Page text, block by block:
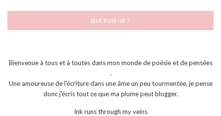
QUI SUIS-JE ?
Bienvenue à tous et à toutes dans mon monde de poésie et de pensées
.
Une amoureuse de l'écriture dans une âme un peu tourmentée, je pense
donc j'écris tout ce que ma plume peut blogger.
Ink runs through my veins